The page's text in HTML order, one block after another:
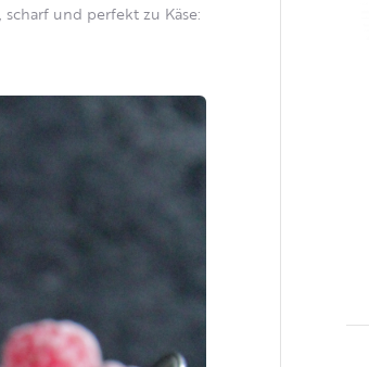
und perfekt zu Käse: